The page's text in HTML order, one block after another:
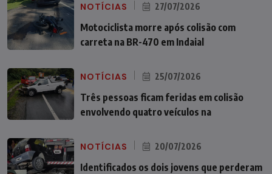
NOTÍCIAS 27/07/2026
Motociclista morre após colisão com
carreta na BR-470 em Indaial
NOTÍCIAS 25/07/2026
Três pessoas ficam feridas em colisão
envolvendo quatro veículos na
NOTÍCIAS 20/07/2026
Identificados os dois jovens que perderam